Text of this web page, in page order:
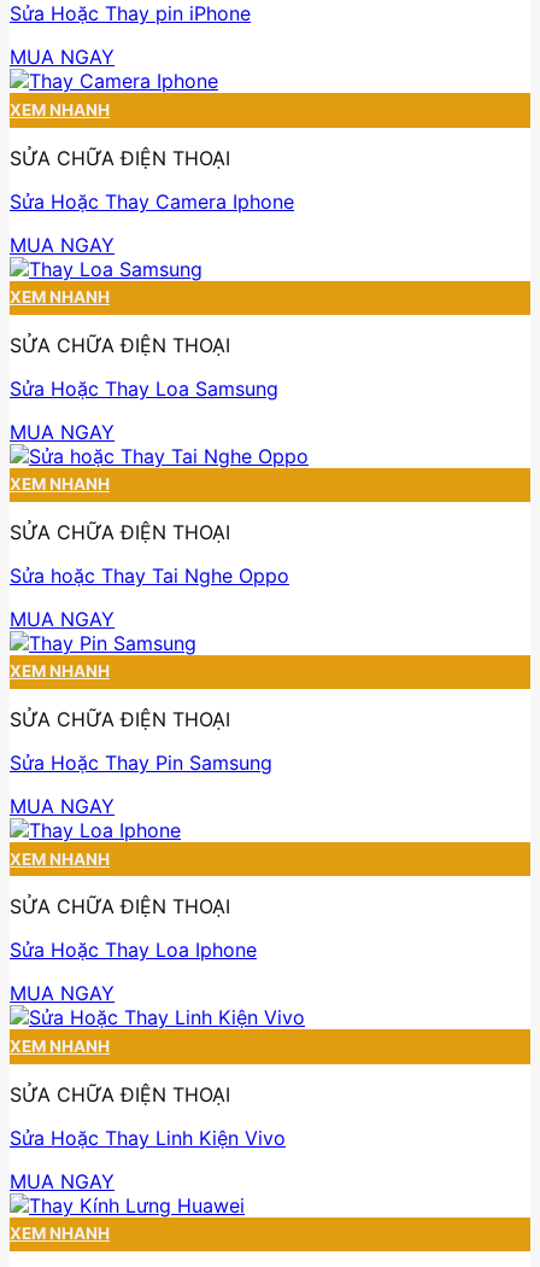
Sửa Hoặc Thay pin iPhone
MUA NGAY
XEM NHANH
SỬA CHỮA ĐIỆN THOẠI
Sửa Hoặc Thay Camera Iphone
MUA NGAY
XEM NHANH
SỬA CHỮA ĐIỆN THOẠI
Sửa Hoặc Thay Loa Samsung
MUA NGAY
XEM NHANH
SỬA CHỮA ĐIỆN THOẠI
Sửa hoặc Thay Tai Nghe Oppo
MUA NGAY
XEM NHANH
SỬA CHỮA ĐIỆN THOẠI
Sửa Hoặc Thay Pin Samsung
MUA NGAY
XEM NHANH
SỬA CHỮA ĐIỆN THOẠI
Sửa Hoặc Thay Loa Iphone
MUA NGAY
XEM NHANH
SỬA CHỮA ĐIỆN THOẠI
Sửa Hoặc Thay Linh Kiện Vivo
MUA NGAY
XEM NHANH